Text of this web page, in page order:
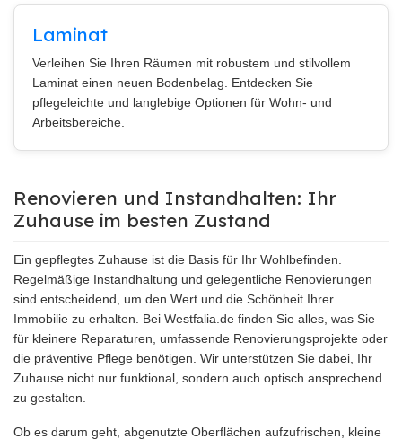
Laminat
Verleihen Sie Ihren Räumen mit robustem und stilvollem
Laminat einen neuen Bodenbelag. Entdecken Sie
pflegeleichte und langlebige Optionen für Wohn- und
Arbeitsbereiche.
Renovieren und Instandhalten: Ihr
Zuhause im besten Zustand
Ein gepflegtes Zuhause ist die Basis für Ihr Wohlbefinden.
Regelmäßige Instandhaltung und gelegentliche Renovierungen
sind entscheidend, um den Wert und die Schönheit Ihrer
Immobilie zu erhalten. Bei Westfalia.de finden Sie alles, was Sie
für kleinere Reparaturen, umfassende Renovierungsprojekte oder
die präventive Pflege benötigen. Wir unterstützen Sie dabei, Ihr
Zuhause nicht nur funktional, sondern auch optisch ansprechend
zu gestalten.
Ob es darum geht, abgenutzte Oberflächen aufzufrischen, kleine